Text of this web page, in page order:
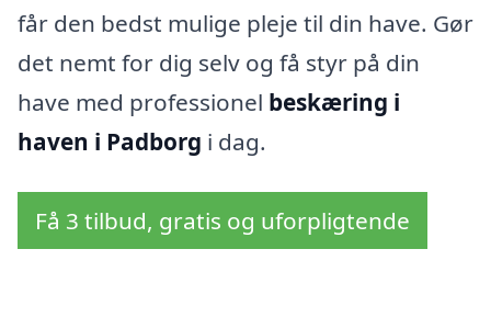
får den bedst mulige pleje til din have. Gør
det nemt for dig selv og få styr på din
have med professionel beskæring i
haven i Padborg i dag.
Få 3 tilbud, gratis og uforpligtende